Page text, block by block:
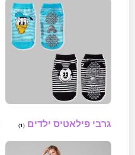
גרבי פילאטיס ילדים (1)